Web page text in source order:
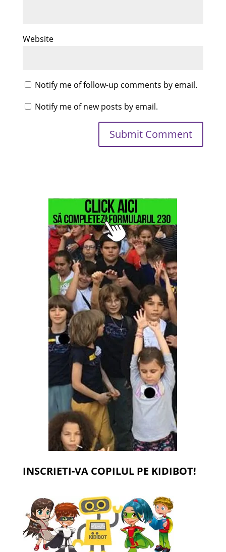
Website
Notify me of follow-up comments by email.
Notify me of new posts by email.
INSCRIETI-VA COPILUL PE KIDIBOT!